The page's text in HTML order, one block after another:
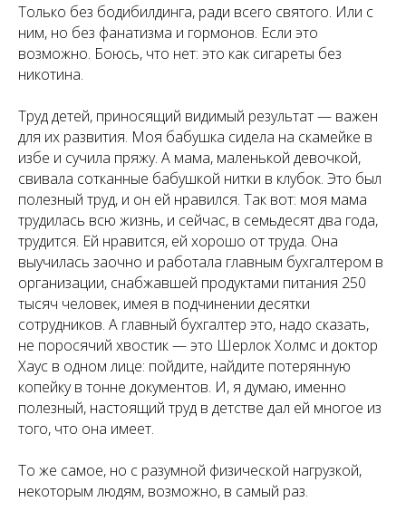
Только без бодибилдинга, ради всего святого. Или с
ним, но без фанатизма и гормонов. Если это
возможно. Боюсь, что нет: это как сигареты без
никотина.
Труд детей, приносящий видимый результат — важен
для их развития. Моя бабушка сидела на скамейке в
избе и сучила пряжу. А мама, маленькой девочкой,
свивала сотканные бабушкой нитки в клубок. Это был
полезный труд, и он ей нравился. Так вот: моя мама
трудилась всю жизнь, и сейчас, в семьдесят два года,
трудится. Ей нравится, ей хорошо от труда. Она
выучилась заочно и работала главным бухгалтером в
организации, снабжавшей продуктами питания 250
тысяч человек, имея в подчинении десятки
сотрудников. А главный бухгалтер это, надо сказать,
не поросячий хвостик — это Шерлок Холмс и доктор
Хаус в одном лице: пойдите, найдите потерянную
копейку в тонне документов. И, я думаю, именно
полезный, настоящий труд в детстве дал ей многое из
того, что она имеет.
То же самое, но с разумной физической нагрузкой,
некоторым людям, возможно, в самый раз.